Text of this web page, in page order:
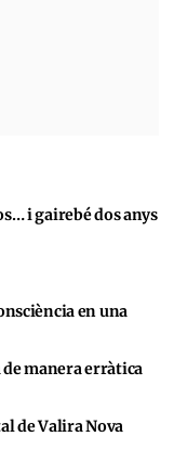
i gairebé dos anys
en una
manera erràtica
de Valira Nova